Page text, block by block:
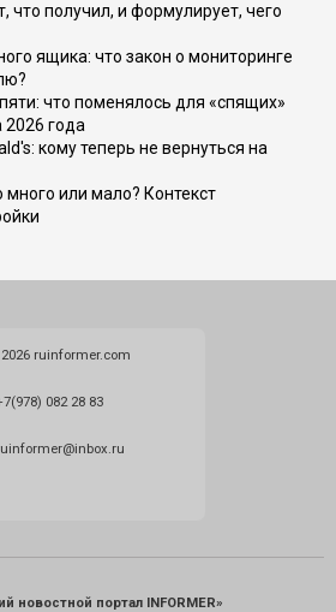
что получил, и формулирует, чего
ящика: что закон о мониторинге
что поменялось для «спящих»
2026 года
кому теперь не вернуться на
или мало? Контекст
ruinformer.com
082 28 83
новостной портал INFORMER»